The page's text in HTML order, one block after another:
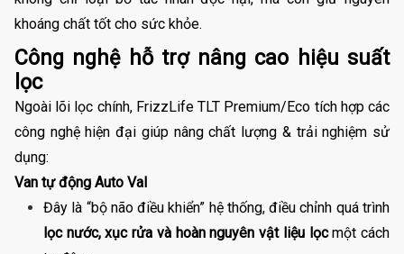
khoáng chất tốt cho sức khỏe.
Công nghệ hỗ trợ nâng cao hiệu suất
lọc
Ngoài lõi lọc chính, FrizzLife TLT Premium/Eco tích hợp các
công nghệ hiện đại giúp nâng chất lượng & trải nghiệm sử
dụng:
Van tự động Auto Val
Đây là “bộ não điều khiển” hệ thống, điều chỉnh quá trình
lọc nước, xục rửa và hoàn nguyên vật liệu lọcmột cách